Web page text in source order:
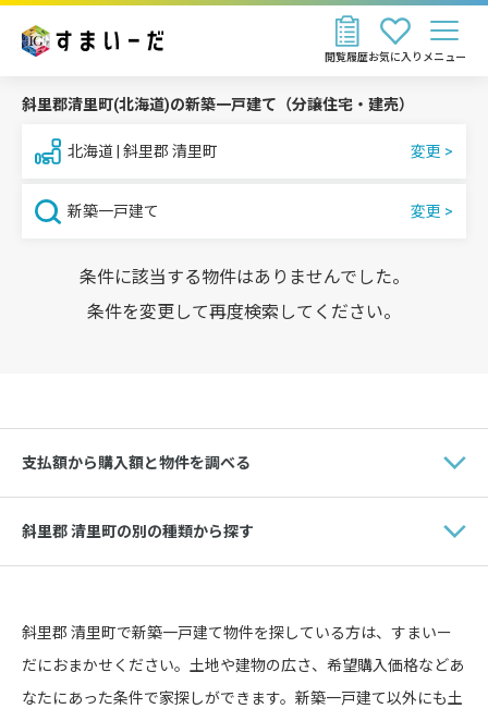
お気に入り
閲覧履歴 メニュー
斜里郡清里町(北海道)の新築一戸建て（分譲住宅・建売）
北海道 | 斜里郡 清里町
新築一戸建て
条件に該当する物件はありませんでした。
条件を変更して再度検索してください。
支払額から購入額と物件を調べる
斜里郡 清里町の別の種類から探す
斜里郡 清里町で新築一戸建て物件を探している方は、すまいー
だにおまかせください。土地や建物の広さ、希望購入価格などあ
なたにあった条件で家探しができます。新築一戸建て以外にも土